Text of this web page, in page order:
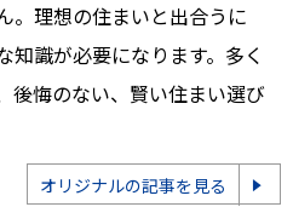
。理想の住まいと出合うに
知識が必要になります。多く
後悔のない、賢い住まい選び
オリジナルの記事を見る